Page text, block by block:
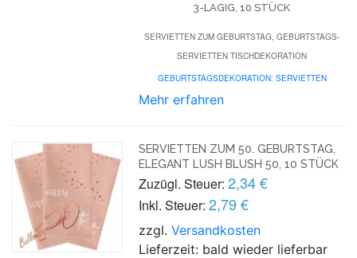
3-LAGIG, 10 STÜCK
SERVIETTEN ZUM GEBURTSTAG, GEBURTSTAGS-
SERVIETTEN TISCHDEKORATION
GEBURTSTAGSDEKORATION: SERVIETTEN
Mehr erfahren
SERVIETTEN ZUM 50. GEBURTSTAG,
ELEGANT LUSH BLUSH 50, 10 STÜCK
Zuzügl. Steuer: 2,34 €
Inkl. Steuer: 2,79 €
zzgl.Versandkosten
Lieferzeit: bald wieder lieferbar